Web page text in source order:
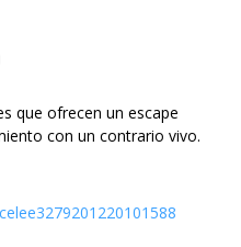
que ofrecen un escape
con un contrario vivo.